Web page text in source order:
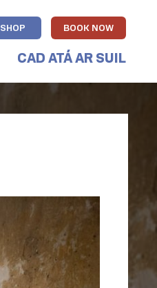
SHOP BOOK NOW
CAD ATÁ AR SUIL